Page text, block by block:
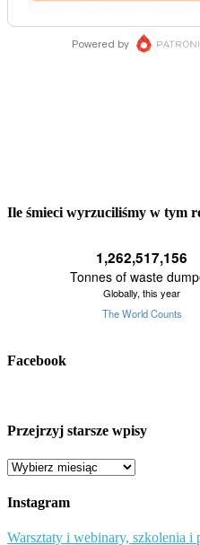
Ile śmieci wyrzuciliśmy w tym
Facebook
Przejrzyj starsze wpisy
Przejrzyj
wpisy
Instagram
Warsztaty i webinary, szkolenia i